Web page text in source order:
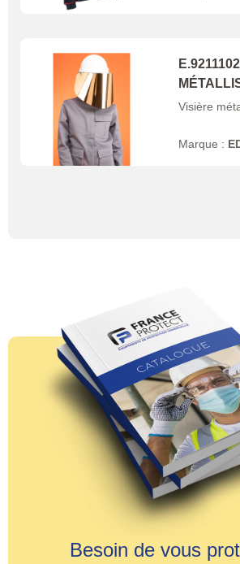
Visière
Marque :
Besoin de vous